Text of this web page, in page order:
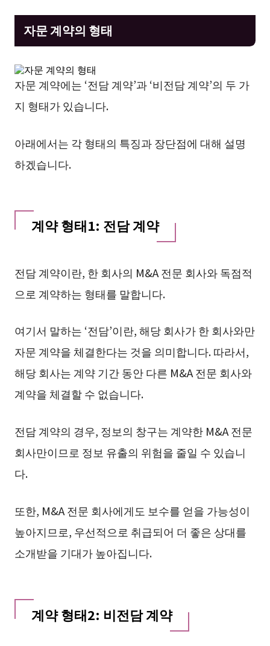
자문 계약의 형태
자문 계약에는 ‘전담 계약’과 ‘비전담 계약’의 두 가
지 형태가 있습니다.
아래에서는 각 형태의 특징과 장단점에 대해 설명
하겠습니다.
계약 형태1: 전담 계약
전담 계약이란, 한 회사의 M&A 전문 회사와 독점적
으로 계약하는 형태를 말합니다.
여기서 말하는 ‘전담’이란, 해당 회사가 한 회사와만
자문 계약을 체결한다는 것을 의미합니다. 따라서,
해당 회사는 계약 기간 동안 다른 M&A 전문 회사와
계약을 체결할 수 없습니다.
전담 계약의 경우, 정보의 창구는 계약한 M&A 전문
회사만이므로 정보 유출의 위험을 줄일 수 있습니
다.
또한, M&A 전문 회사에게도 보수를 얻을 가능성이
높아지므로, 우선적으로 취급되어 더 좋은 상대를
소개받을 기대가 높아집니다.
계약 형태2: 비전담 계약